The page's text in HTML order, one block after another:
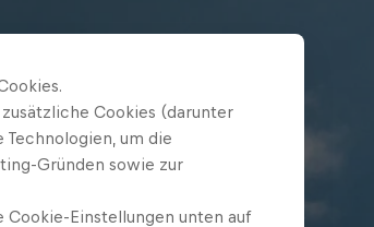
Cookies (darunter
um die
Gründen sowie zur
Einstellungen unten auf